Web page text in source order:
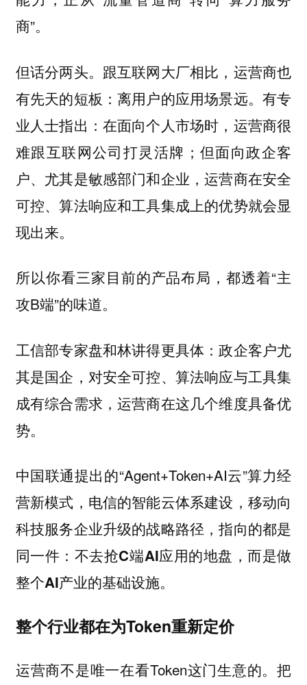
商”。
但话分两头。跟互联网大厂相比，运营商也
有先天的短板：离用户的应用场景远。有专
业人士指出：在面向个人市场时，运营商很
难跟互联网公司打灵活牌；但面向政企客
户、尤其是敏感部门和企业，运营商在安全
可控、算法响应和工具集成上的优势就会显
现出来。
所以你看三家目前的产品布局，都透着“主
攻B端”的味道。
工信部专家盘和林讲得更具体：政企客户尤
其是国企，对安全可控、算法响应与工具集
成有综合需求，运营商在这几个维度具备优
势。
中国联通提出的“Agent+Token+AI云”算力经
营新模式，电信的智能云体系建设，移动向
科技服务企业升级的战略路径，指向的都是
同一件： 不去抢C端AI应用的地盘，而是做
整个AI产业的基础设施。
整个行业都在为Token重新定价
运营商不是唯一在看Token这门生意的。把